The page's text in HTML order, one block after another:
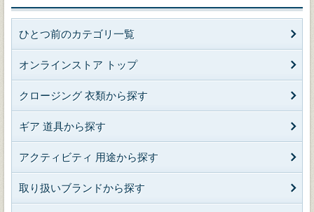
ひとつ前のカテゴリ一覧
オンラインストア トップ
クロージング 衣類から探す
ギア 道具から探す
アクティビティ 用途から探す
取り扱いブランドから探す